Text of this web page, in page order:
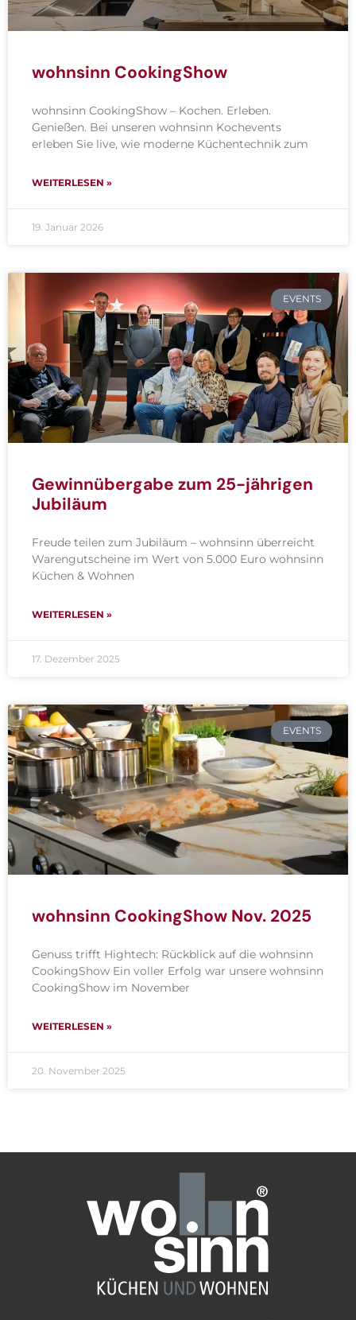
wohnsinn CookingShow
wohnsinn CookingShow – Kochen. Erleben.
Genießen. Bei unseren wohnsinn Kochevents
erleben Sie live, wie moderne Küchentechnik zum
WEITERLESEN »
19. Januar 2026
EVENTS
Gewinnübergabe zum 25-jährigen
Jubiläum
Freude teilen zum Jubiläum – wohnsinn überreicht
Warengutscheine im Wert von 5.000 Euro wohn­sinn
Küchen & Wohnen
WEITERLESEN »
17. Dezember 2025
EVENTS
wohnsinn CookingShow Nov. 2025
Genuss trifft Hightech: Rückblick auf die wohnsinn
CookingShow Ein voller Erfolg war unsere wohnsinn
CookingShow im November
WEITERLESEN »
20. November 2025